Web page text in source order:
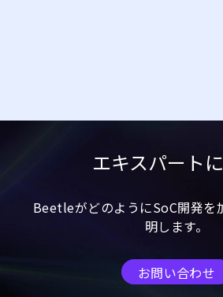
エキスパート
BeetleがどのようにSoC開発を
明します。
お問い合わせ